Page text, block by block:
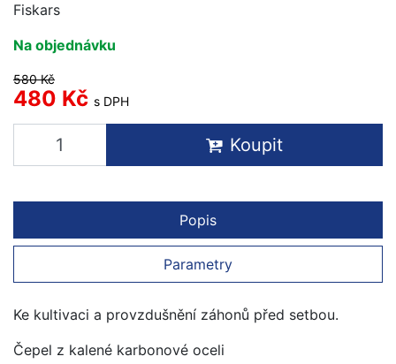
Fiskars
Na objednávku
580 Kč
480 Kč s DPH
Koupit
Popis
Parametry
Ke kultivaci a provzdušnění záhonů před setbou.
Čepel z kalené karbonové oceli